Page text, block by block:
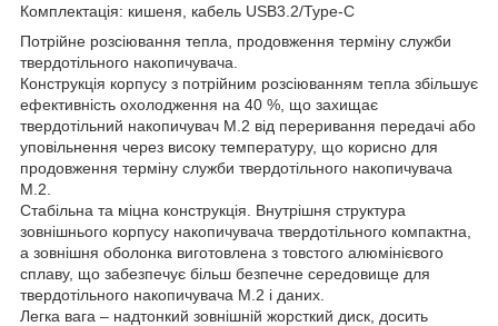
Комплектація: кишеня, кабель USB3.2/Type-C
Потрійне розсіювання тепла, продовження терміну служби
твердотільного накопичувача.
Конструкція корпусу з потрійним розсіюванням тепла збільшує
ефективність охолодження на 40 %, що захищає
твердотільний накопичувач M.2 від переривання передачі або
уповільнення через високу температуру, що корисно для
продовження терміну служби твердотільного накопичувача
M.2.
Стабільна та міцна конструкція. Внутрішня структура
зовнішнього корпусу накопичувача твердотільного компактна,
а зовнішня оболонка виготовлена з товстого алюмінієвого
сплаву, що забезпечує більш безпечне середовище для
твердотільного накопичувача M.2 і даних.
Легка вага – надтонкий зовнішній жорсткий диск, досить